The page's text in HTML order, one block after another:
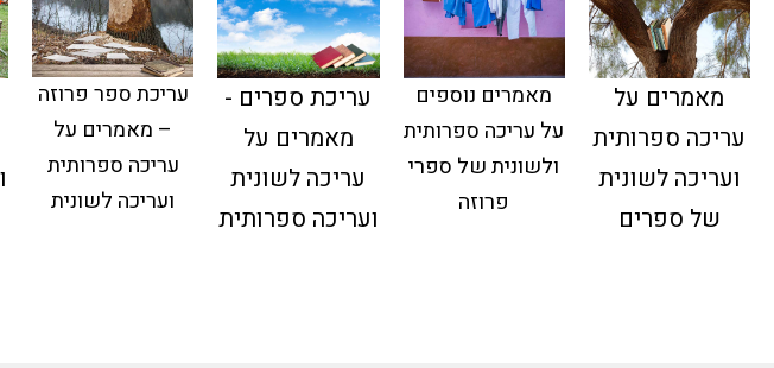
מאמרים על
עריכה ספרותית
ועריכה לשונית
של ספרים
מאמרים נוספים
על עריכה ספרותית
ולשונית של ספרי
פרוזה
עריכת ספרים -
מאמרים על
עריכה לשונית
ועריכה ספרותית
עריכת ספר פרוזה
– מאמרים על
עריכה ספרותית
ועריכה לשונית